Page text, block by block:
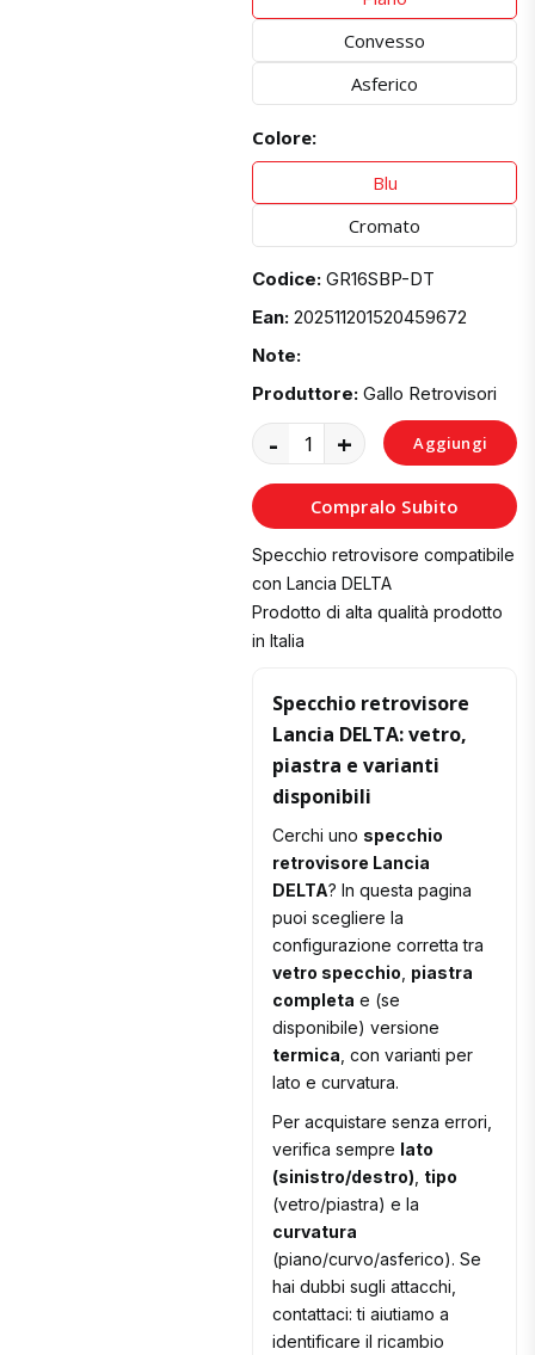
Convesso
Asferico
Colore:
Blu
Cromato
Codice: GR16SBP-DT
Ean: 202511201520459672
Note:
Produttore: Gallo Retrovisori
- + Aggiungi
al
Carrello
Compralo Subito
Specchio retrovisore compatibile
con Lancia DELTA
Prodotto di alta qualità prodotto
in Italia
Specchio retrovisore
Lancia DELTA: vetro,
piastra e varianti
disponibili
Cerchi uno specchio
retrovisore Lancia
DELTA? In questa pagina
puoi scegliere la
configurazione corretta tra
vetro specchio piastra
completa e (se
disponibile) versione
termica , con varianti per
lato e curvatura.
Per acquistare senza errori,
verifica sempre lato
(sinistro/destro) tipo
(vetro/piastra) e la
curvatura
(piano/curvo/asferico). Se
hai dubbi sugli attacchi,
contattaci: ti aiutiamo a
identificare il ricambio